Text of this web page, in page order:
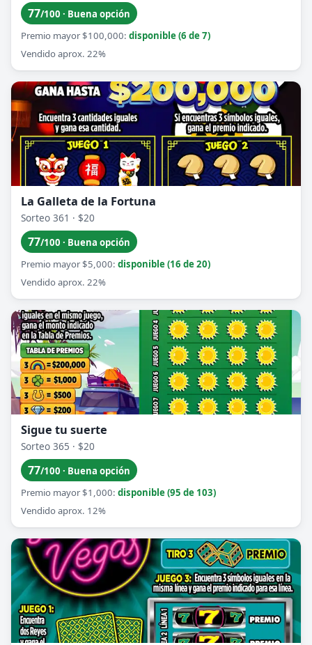
77/100 · Buena opción
Premio mayor $100,000: disponible (6 de 7)
Vendido aprox. 22%
La Galleta de la Fortuna
Sorteo 361 · $20
77/100 · Buena opción
Premio mayor $5,000: disponible (16 de 20)
Vendido aprox. 22%
Sigue tu suerte
Sorteo 365 · $20
77/100 · Buena opción
Premio mayor $1,000: disponible (95 de 103)
Vendido aprox. 12%